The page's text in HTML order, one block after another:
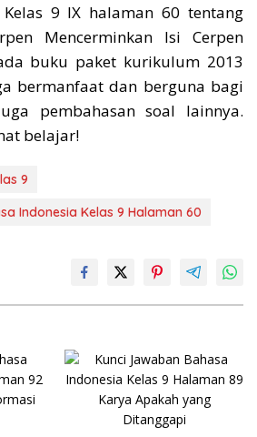
Kelas 9 IX halaman 60 tentang
Mencerminkan Isi Cerpen
buku paket kurikulum 2013
bermanfaat dan berguna bagi
pembahasan soal lainnya.
belajar!
9
Indonesia Kelas 9 Halaman 60